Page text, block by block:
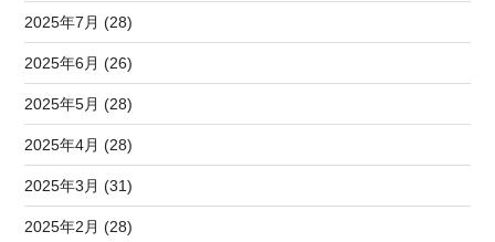
2025年7月 (28)
2025年6月 (26)
2025年5月 (28)
2025年4月 (28)
2025年3月 (31)
2025年2月 (28)